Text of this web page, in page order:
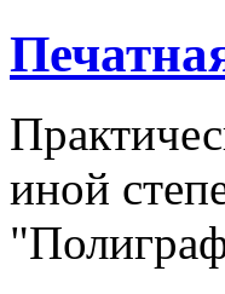
иной